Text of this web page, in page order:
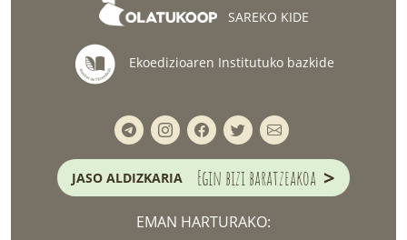
SAREKO KIDE
Ekoedizioaren Institutuko bazkide
JASO ALDIZKARIA Egin bizi baratzeakoa >
EMAN HARTURAKO: